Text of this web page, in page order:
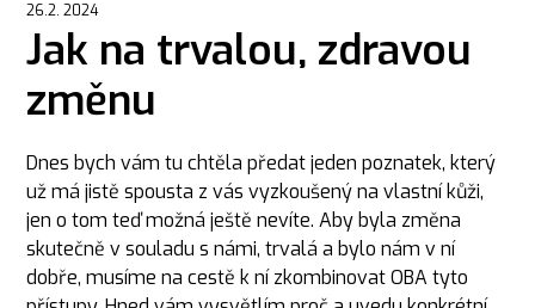
26.2. 2024
Jak na trvalou, zdravou
změnu
Dnes bych vám tu chtěla předat jeden poznatek, který
už má jistě spousta z vás vyzkoušený na vlastní kůži,
jen o tom teď možná ještě nevíte. Aby byla změna
skutečně v souladu s námi, trvalá a bylo nám v ní
dobře, musíme na cestě k ní zkombinovat OBA tyto